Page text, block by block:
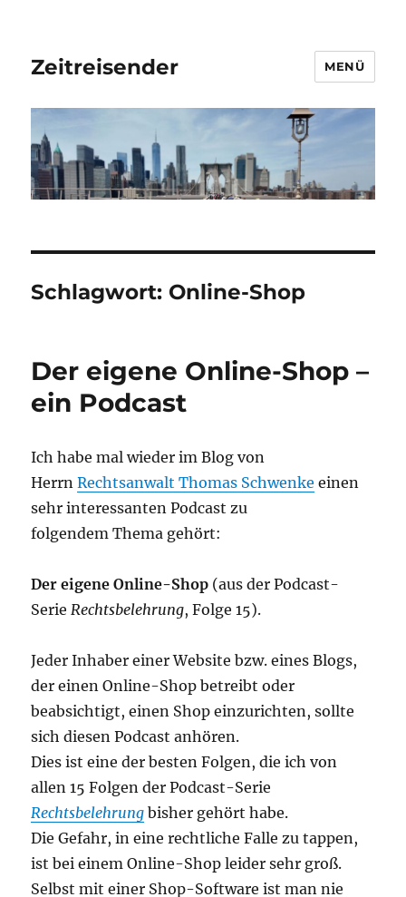
Zeitreisender MENÜ
Schlagwort: Online-Shop
Der eigene Online-Shop –
ein Podcast
Ich habe mal wieder im Blog von
HerrnRechtsanwalt Thomas Schwenke einen
sehr interessanten Podcast zu
folgendem Thema gehört:
Der eigene Online-Shop (aus der Podcast-
Serie Rechtsbelehrung, Folge 15).
Jeder Inhaber einer Website bzw. eines Blogs,
der einen Online-Shop betreibt oder
beabsichtigt, einen Shop einzurichten, sollte
sich diesen Podcast anhören.
Dies ist eine der besten Folgen, die ich von
allen 15 Folgen der Podcast-Serie
Rechtsbelehrung bisher gehört habe.
Die Gefahr, in eine rechtliche Falle zu tappen,
ist bei einem Online-Shop leider sehr groß.
Selbst mit einer Shop-Software ist man nie